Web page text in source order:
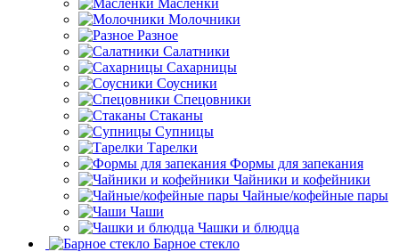
Молочники
Разное
Салатники
Сахарницы
Соусники
Спецовники
Стаканы
Супницы
Тарелки
Формы для запекания
Чайники и кофейники
Чайные/кофейные пары
Чаши
Чашки и блюдца
Барное стекло